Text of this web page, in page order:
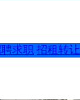
求职 招租转让